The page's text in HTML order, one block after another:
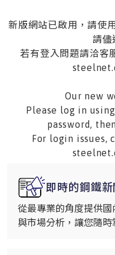
新版網站已啟用，請使
請儘
若有登入問題請洽
Our new
Please log in
password,
For login issues,
即時的鋼鐵新
從最專業的角度提供
與市場分析，讓您隨時